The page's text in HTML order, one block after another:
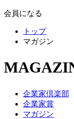
会員になる
トップ
マガジン
企業家倶楽部
企業家賞
マガジン